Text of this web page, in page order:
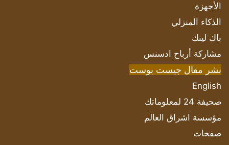
الأجهزة
الذكاء المنزلي
باك لينك
مشاركة أرباح ادسنس
نشر مقال جيست بوست
English
صحيفة 24 لمعلوماتك
مؤسسة اشراق العالم
صفحات